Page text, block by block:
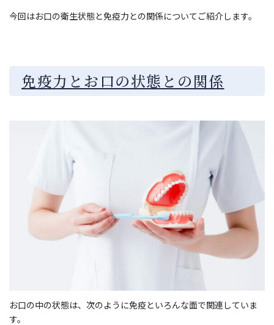
今回はお口の衛生状態と免疫力との関係についてご紹介します。
免疫力とお口の状態との関係
お口の中の状態は、次のように免疫といろんな面で関連していま
す。